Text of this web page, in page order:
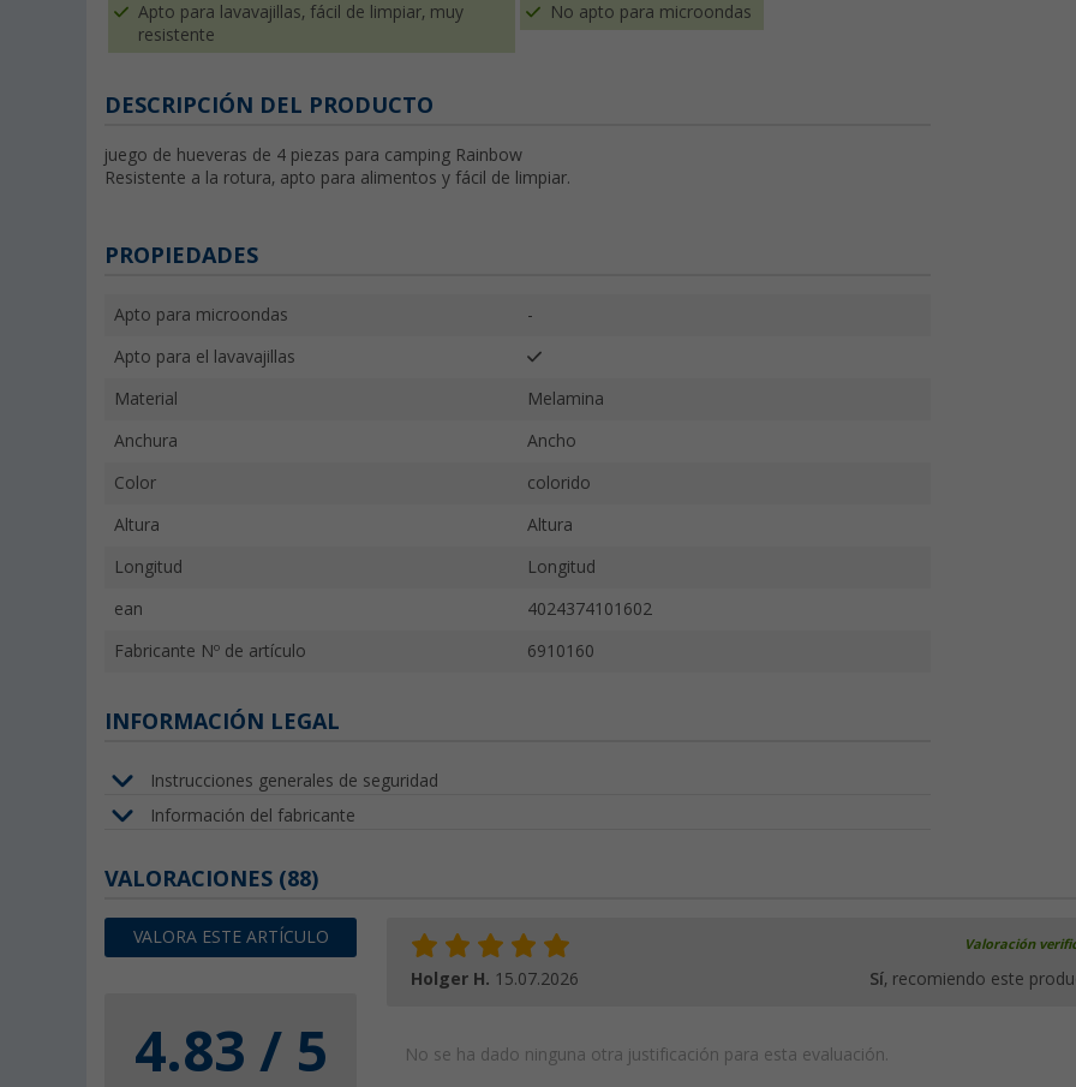
Apto para lavavajillas, fácil de limpiar, muy
resistente
No apto para microondas
DESCRIPCIÓN DEL PRODUCTO
juego de hueveras de 4 piezas para camping Rainbow
Resistente a la rotura, apto para alimentos y fácil de limpiar.
PROPIEDADES
Apto para microondas -
Apto para el lavavajillas
Material Melamina
Anchura Ancho
Color colorido
Altura Altura
Longitud Longitud
ean 4024374101602
Fabricante Nº de artículo 6910160
INFORMACIÓN LEGAL
Instrucciones generales de seguridad
Información del fabricante
VALORACIONES (88)
VALORA ESTE ARTÍCULO
4.83 / 5
Valoración
Holger H. 15.07.2026 Sí, recomiendo este
No se ha dado ninguna otra justificación para esta evaluación.